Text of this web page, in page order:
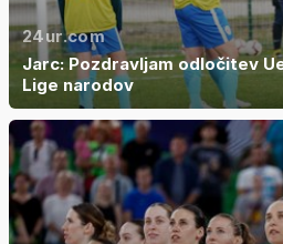
24ur.com
Jarc: Pozdravljam odločitev
Lige narodov